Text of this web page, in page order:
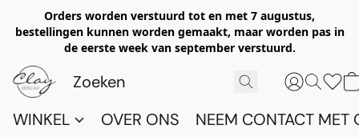
Orders worden verstuurd tot en met 7 augustus,
bestellingen kunnen worden gemaakt, maar worden pas in
de eerste week van september verstuurd.
WINKEL OVER ONS NEEM CONTACT MET